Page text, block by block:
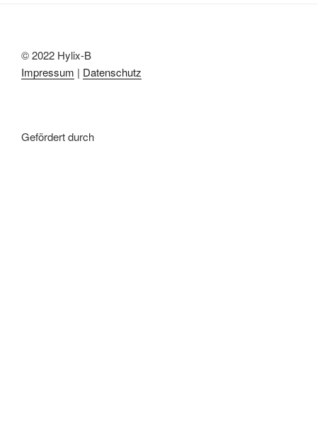
© 2022 Hylix-B
Impressum | Datenschutz
Gefördert durch